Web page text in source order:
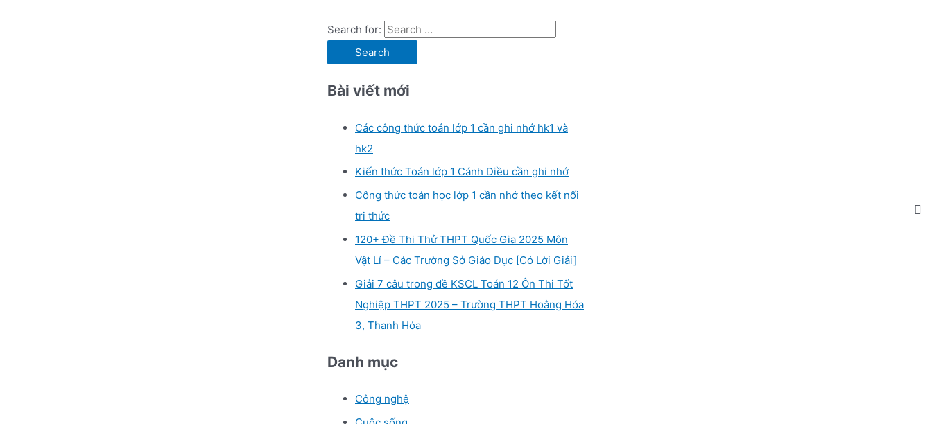
Search for:
Bài viết mới
Các công thức toán lớp 1 cần ghi nhớ hk1 và
hk2
Kiến thức Toán lớp 1 Cánh Diều cần ghi nhớ
Công thức toán học lớp 1 cần nhớ theo kết nối
tri thức
120+ Đề Thi Thử THPT Quốc Gia 2025 Môn
Vật Lí – Các Trường Sở Giáo Dục [Có Lời Giải]
Giải 7 câu trong đề KSCL Toán 12 Ôn Thi Tốt
Nghiệp THPT 2025 – Trường THPT Hoằng Hóa
3, Thanh Hóa
Danh mục
Công nghệ